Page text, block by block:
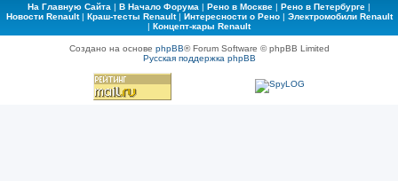
На Главную Сайта | В Начало Форума | Рено в Москве | Рено в Петербурге |
Новости Renault| Краш-тесты Renault| Интересности о Рено| Электромобили Renault
| Концепт-кары Renault
Создано на основе phpBB® Forum Software © phpBB Limited
Русская поддержка phpBB